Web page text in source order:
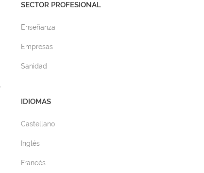
SECTOR PROFESIONAL
Enseñanza
Empresas
Sanidad
IDIOMAS
Castellano
Inglés
Francés